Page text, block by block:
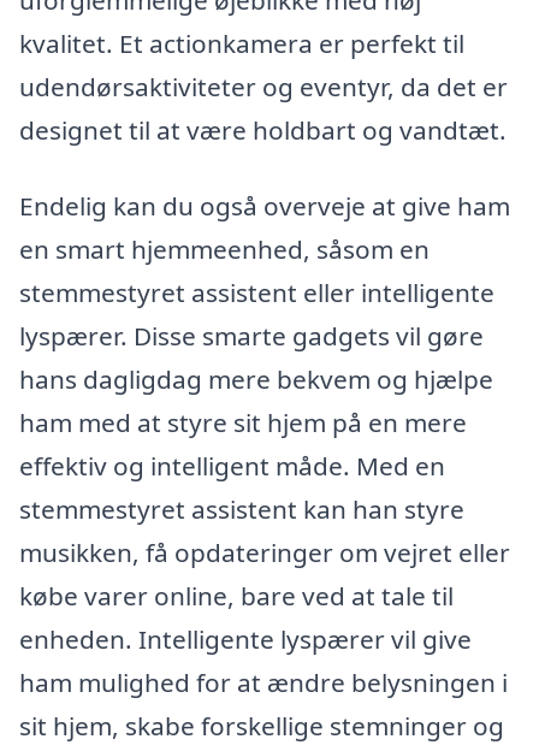
kvalitet. Et actionkamera er perfekt til
udendørsaktiviteter og eventyr, da det er
designet til at være holdbart og vandtæt.
Endelig kan du også overveje at give ham
en smart hjemmeenhed, såsom en
stemmestyret assistent eller intelligente
lyspærer. Disse smarte gadgets vil gøre
hans dagligdag mere bekvem og hjælpe
ham med at styre sit hjem på en mere
effektiv og intelligent måde. Med en
stemmestyret assistent kan han styre
musikken, få opdateringer om vejret eller
købe varer online, bare ved at tale til
enheden. Intelligente lyspærer vil give
ham mulighed for at ændre belysningen i
sit hjem, skabe forskellige stemninger og